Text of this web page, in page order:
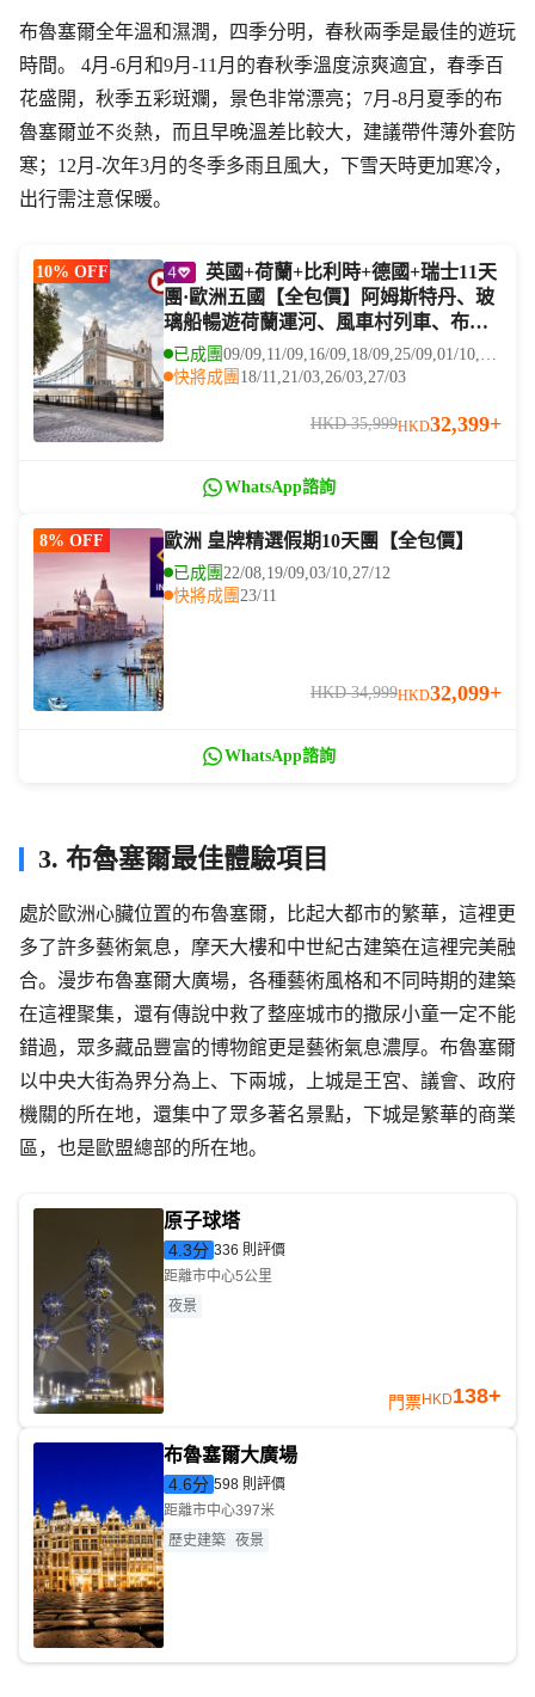
布魯塞爾全年溫和濕潤，四季分明，春秋兩季是最佳的遊玩
時間。 4月-6月和9月-11月的春秋季溫度涼爽適宜，春季百
花盛開，秋季五彩斑斕，景色非常漂亮；7月-8月夏季的布
魯塞爾並不炎熱，而且早晚溫差比較大，建議帶件薄外套防
寒；12月-次年3月的冬季多雨且風大，下雪天時更加寒冷，
出行需注意保暖。
10% OFF
團·歐洲五國【全包價】阿姆斯特丹、玻
璃船暢遊荷蘭運河、風車村列車、布魯
塞爾、小英雄雕像、科隆、法蘭克福
(LEWWL11N)
已成團
09/09,11/09,16/09,18/09,25/09,01/10,04/10,14/10,25/10,04/11,02/12
快將成團 18/11,21/03,26/03,27/03
HKD 35,999HKD32,399+
WhatsApp諮詢
8% OFF 歐洲 皇牌精選假期10天團【全包價】
已成團22/08,19/09,03/10,27/12
快將成團23/11
HKD 34,999HKD32,099+
WhatsApp諮詢
3. 布魯塞爾最佳體驗項目
處於歐洲心臟位置的布魯塞爾，比起大都市的繁華，這裡更
多了許多藝術氣息，摩天大樓和中世紀古建築在這裡完美融
合。漫步布魯塞爾大廣場，各種藝術風格和不同時期的建築
在這裡聚集，還有傳說中救了整座城市的撒尿小童一定不能
錯過，眾多藏品豐富的博物館更是藝術氣息濃厚。布魯塞爾
以中央大街為界分為上、下兩城，上城是王宮、議會、政府
機關的所在地，還集中了眾多著名景點，下城是繁華的商業
區，也是歐盟總部的所在地。
原子球塔
4.3分 336 則評價
距離市中心5公里
夜景
門票HKD138+
布魯塞爾大廣場
4.6分 598 則評價
距離市中心397米
歷史建築 夜景